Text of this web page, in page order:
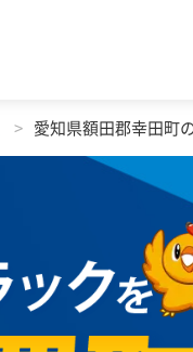
愛知県額田郡幸田町